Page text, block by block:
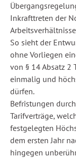
Inkrafttreten der
So sieht der
ohne Vorliegen
von § 14 Absatz 2
einmalig und
dürfen.
Befristungen
Tarifverträge,
festgelegten
dem ersten Jahr
hingegen